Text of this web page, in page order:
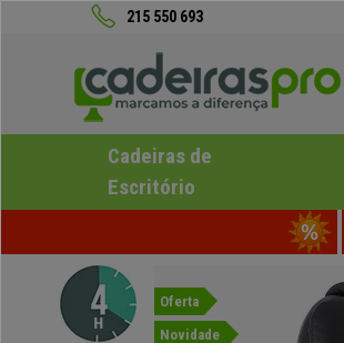
215 550 693
Cadeiras de
Escritório
Oferta
Novidade